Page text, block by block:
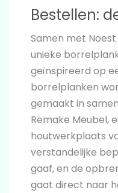
Bestellen:
Samen met
unieke
geïnspireerd op
borrelplanken
gemaakt in
Remake Meubel,
houtwerkplaats
verstandelijke
gaaf, en de
gaat direct naar